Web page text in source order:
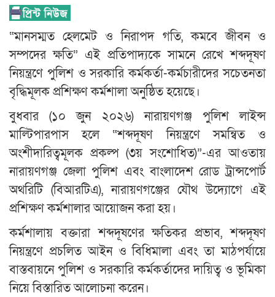
“মানসম্মত হেলমেট ও নিরাপদ গতি, কমবে জীবন ও
সম্পদের ক্ষতি” এই প্রতিপাদ্যকে সামনে রেখে শব্দদূষণ
নিয়ন্ত্রণে পুলিশ ও সরকারি কর্মকর্তা-কর্মচারীদের সচেতনতা
বৃদ্ধিমূলক প্রশিক্ষণ কর্মশালা অনুষ্ঠিত হয়েছে।
বুধবার (১০ জুন ২০২৬) নারায়ণগঞ্জ পুলিশ লাইন্স
মাল্টিপারপাস হলে “শব্দদূষণ নিয়ন্ত্রণে সমন্বিত ও
অংশীদারিত্বমূলক প্রকল্প (৩য় সংশোধিত)”-এর আওতায়
নারায়ণগঞ্জ জেলা পুলিশ এবং বাংলাদেশ রোড ট্রান্সপোর্ট
অথরিটি (বিআরটিএ), নারায়ণগঞ্জের যৌথ উদ্যোগে এই
প্রশিক্ষণ কর্মশালার আয়োজন করা হয়।
কর্মশালায় বক্তারা শব্দদূষণের ক্ষতিকর প্রভাব, শব্দদূষণ
নিয়ন্ত্রণে প্রচলিত আইন ও বিধিমালা এবং তা মাঠপর্যায়ে
বাস্তবায়নে পুলিশ ও সরকারি কর্মকর্তাদের দায়িত্ব ও ভূমিকা
নিয়ে বিস্তারিত আলোচনা করেন।